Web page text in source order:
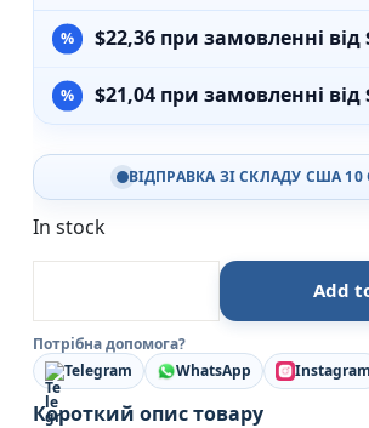
$22,36 при замовленні від
$21,04 при замовленні від
ВІДПРАВКА ЗІ СКЛАДУ США 10
In stock
Правила любові - Річард
Add
Потрібна допомога?
Telegram
WhatsApp Instagram
Короткий опис товару